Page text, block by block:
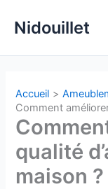
Nidouillet
Accueil
Comment
qualité
maison ?